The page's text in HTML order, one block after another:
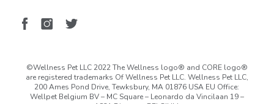
©Wellness Pet LLC 2022 The Wellness logo® and CORE logo®
are registered trademarks Of Wellness Pet LLC. Wellness Pet LLC,
200 Ames Pond Drive, Tewksbury, MA 01876 USA EU Office:
Wellpet Belgium BV – MC Square – Leonardo da Vincilaan 19 –